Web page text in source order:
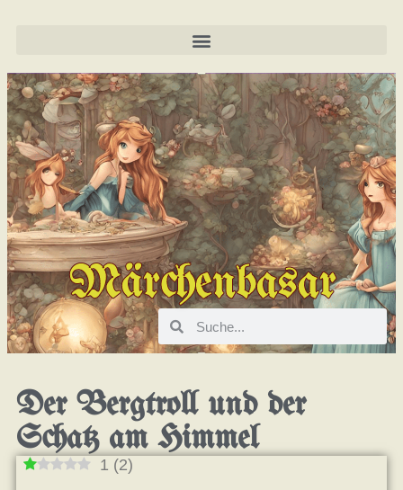
Märchenbasar
Der Bergtroll und der
Schatz am Himmel
1 (2)